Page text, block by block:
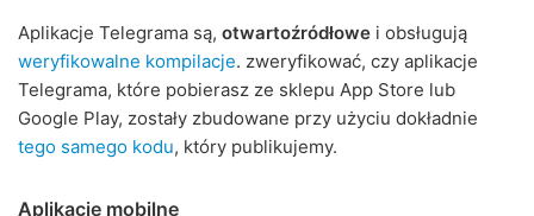
Aplikacje Telegrama są, otwartoźródłowe i obsługują
weryfikowalne kompilacje. zweryfikować, czy aplikacje
Telegrama, które pobierasz ze sklepu App Store lub
Google Play, zostały zbudowane przy użyciu dokładnie
tego samego kodu, który publikujemy.
Aplikacje mobilne